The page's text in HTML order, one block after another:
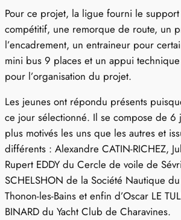
Pour ce projet, la ligue fourni le support
compétitif, une remorque de route, un
l’encadrement, un entraineur pour
mini bus 9 places et un appui
pour l’organisation du projet.
Les jeunes ont répondu présents
ce jour sélectionné. Il se compose de 6
plus motivés les uns que les autres et
différents : Alexandre CATIN-RICHEZ,
Rupert EDDY du Cercle de voile de
SCHELSHON de la Société Nautique
Thonon-les-Bains et enfin d’Oscar LE
BINARD du Yacht Club de Charavines.